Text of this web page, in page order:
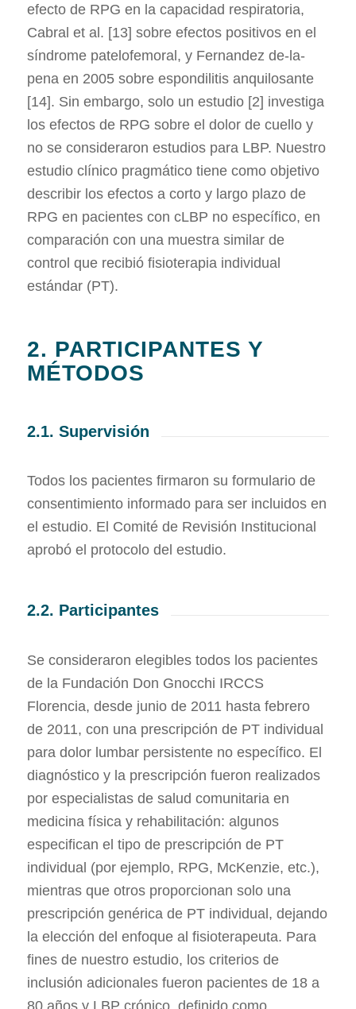
efecto de RPG en la capacidad respiratoria,
Cabral et al. [13] sobre efectos positivos en el
síndrome patelofemoral, y Fernandez de-la-
pena en 2005 sobre espondilitis anquilosante
[14]. Sin embargo, solo un estudio [2] investiga
los efectos de RPG sobre el dolor de cuello y
no se consideraron estudios para LBP. Nuestro
estudio clínico pragmático tiene como objetivo
describir los efectos a corto y largo plazo de
RPG en pacientes con cLBP no específico, en
comparación con una muestra similar de
control que recibió fisioterapia individual
estándar (PT).
2. PARTICIPANTES Y
MÉTODOS
2.1. Supervisión
Todos los pacientes firmaron su formulario de
consentimiento informado para ser incluidos en
el estudio. El Comité de Revisión Institucional
aprobó el protocolo del estudio.
2.2. Participantes
Se consideraron elegibles todos los pacientes
de la Fundación Don Gnocchi IRCCS
Florencia, desde junio de 2011 hasta febrero
de 2011, con una prescripción de PT individual
para dolor lumbar persistente no específico. El
diagnóstico y la prescripción fueron realizados
por especialistas de salud comunitaria en
medicina física y rehabilitación: algunos
especifican el tipo de prescripción de PT
individual (por ejemplo, RPG, McKenzie, etc.),
mientras que otros proporcionan solo una
prescripción genérica de PT individual, dejando
la elección del enfoque al fisioterapeuta. Para
fines de nuestro estudio, los criterios de
inclusión adicionales fueron pacientes de 18 a
80 años y LBP crónico, definido como